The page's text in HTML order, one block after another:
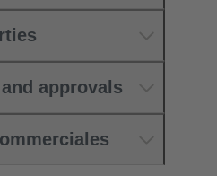
approvals